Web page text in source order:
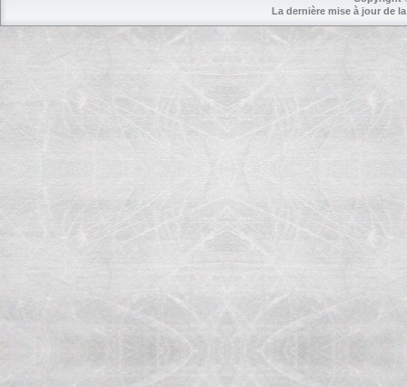
La dernière mise à jour de